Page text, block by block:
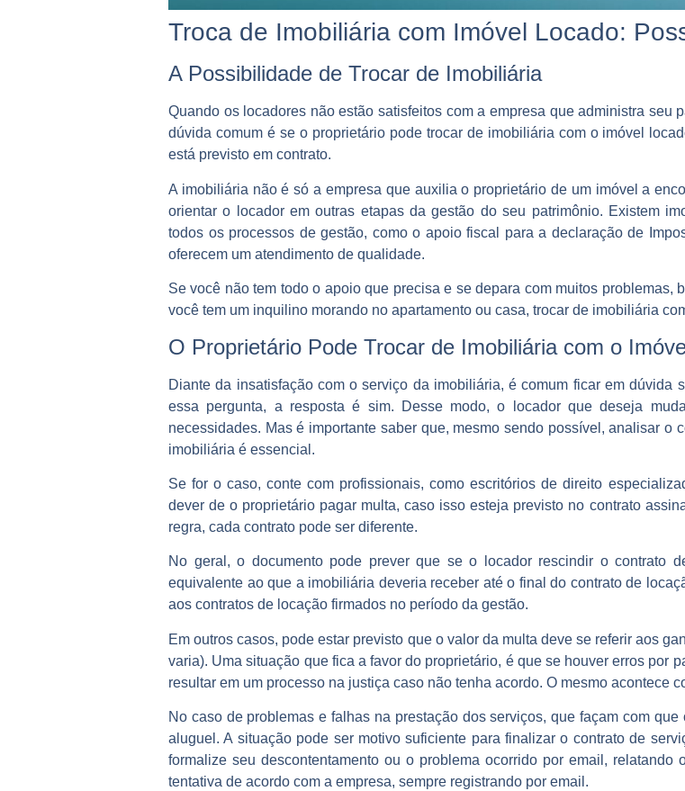
Troca de Imobiliária com Imóvel Locado:
A Possibilidade de Trocar de Imobiliária
Quando os locadores não estão satisfeitos com a empresa que administra seu
dúvida comum é se o proprietário pode trocar de imobiliária com o imóvel
está previsto em contrato.
A imobiliária não é só a empresa que auxilia o proprietário de um imóvel a
orientar o locador em outras etapas da gestão do seu patrimônio. Existem
todos os processos de gestão, como o apoio fiscal para a declaração de
oferecem um atendimento de qualidade.
Se você não tem todo o apoio que precisa e se depara com muitos problemas,
você tem um inquilino morando no apartamento ou casa, trocar de imobiliária
O Proprietário Pode Trocar de Imobiliária com o
Diante da insatisfação com o serviço da imobiliária, é comum ficar em
essa pergunta, a resposta é sim. Desse modo, o locador que deseja
necessidades. Mas é importante saber que, mesmo sendo possível, analisar o
imobiliária é essencial.
Se for o caso, conte com profissionais, como escritórios de direito
dever de o proprietário pagar multa, caso isso esteja previsto no contrato
regra, cada contrato pode ser diferente.
No geral, o documento pode prever que se o locador rescindir o contrato
equivalente ao que a imobiliária deveria receber até o final do contrato de
aos contratos de locação firmados no período da gestão.
Em outros casos, pode estar previsto que o valor da multa deve se referir aos
varia). Uma situação que fica a favor do proprietário, é que se houver erros por
resultar em um processo na justiça caso não tenha acordo. O mesmo acontece
No caso de problemas e falhas na prestação dos serviços, que façam com
aluguel. A situação pode ser motivo suficiente para finalizar o contrato de
formalize seu descontentamento ou o problema ocorrido por email, relatando
tentativa de acordo com a empresa, sempre registrando por email.